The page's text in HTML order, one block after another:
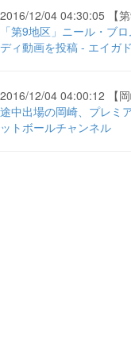
2016/12/04 04:30:05 【第
「第9地区」ニール・ブ
ディ動画を投稿 - エイガ
2016/12/04 04:00:12 【岡
途中出場の岡崎、プレミ
ットボールチャンネル